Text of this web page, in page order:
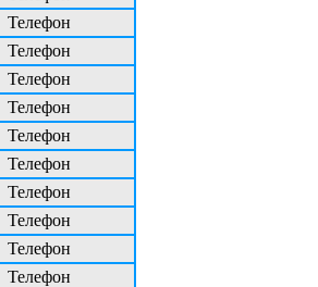
Телефон
Телефон
Телефон
Телефон
Телефон
Телефон
Телефон
Телефон
Телефон
Телефон